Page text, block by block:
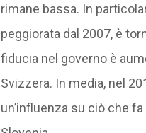
rimane bassa. In
peggiorata dal 2007, è
fiducia nel governo è
Svizzera. In media, nel
un’influenza su ciò che